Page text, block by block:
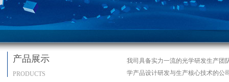
我司具备实力一流的光学研发生产团
学产品设计研发与生产核心技术的公
产品展示
PRODUCTS